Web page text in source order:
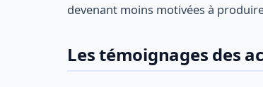
devenant moins motivées à
Les témoignages des